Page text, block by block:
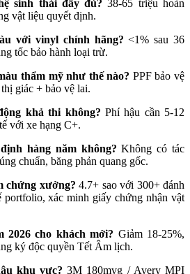
sinh thái đầy đủ? 38-65 triệu hoàn
vật liệu quyết định.​
với vinyl chính hãng?<1% sau 36
tốc bảo hành loại trừ.​
thẩm mỹ như thế nào? PPF bảo vệ
giác + bảo vệ lai.​
khả thi không? Phí hậu cần 5-12
với xe hạng C+.​
hàng năm không? Không có tác
chuẩn, băng phản quang gốc.​
chứng xưởng?4.7+ sao với 300+ đánh
portfolio, xác minh giấy chứng nhận vật
2026 cho khách mới? Giảm 18-25%,
ký độc quyền Tết Âm lịch.​
khu vực? 3M 180mvg / Avery MPI